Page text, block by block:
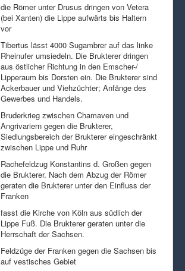
die Römer unter Drusus dringen von Vetera
(bei Xanten) die Lippe aufwärts bis Haltern
vor
Tibertus lässt 4000 Sugambrer auf das linke
Rheinufer umsiedeln. Die Brukterer dringen
aus östlicher Richtung in den Emscher-/
Lipperaum bis Dorsten ein. Die Brukterer sind
Ackerbauer und Viehzüchter; Anfänge des
Gewerbes und Handels.
Bruderkrieg zwischen Chamaven und
Angrivariern gegen die Brukterer,
Siedlungsbereich der Brukterer eingeschränkt
zwischen Lippe und Ruhr
Rachefeldzug Konstantins d. Großen gegen
die Brukterer. Nach dem Abzug der Römer
geraten die Brukterer unter den Einfluss der
Franken
fasst die Kirche von Köln aus südlich der
Lippe Fuß. Die Brukterer geraten unter die
Herrschaft der Sachsen.
Feldzüge der Franken gegen die Sachsen bis
auf vestisches Gebiet